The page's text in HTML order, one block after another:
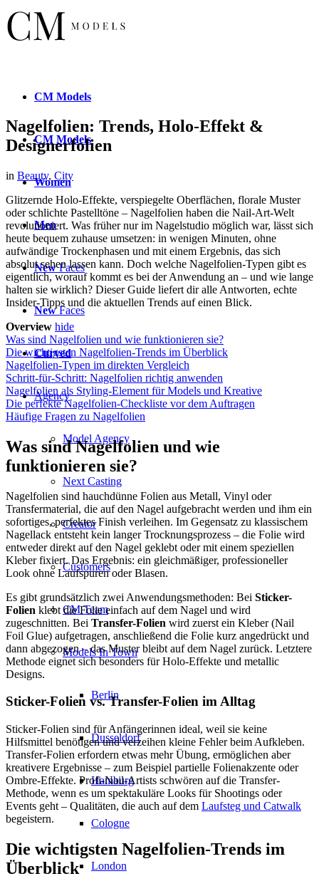
CM Models
CM Models
Women
Men
NewFaces
NewFaces
Curved
Agency
Model Agency
Next Casting
Creator
Customers
CM Team
Models In Town
Berlin
Dusseldorf
Hamburg
Cologne
London
Nagelfolien: Trends, Holo-Effekt &
Designerfolien
in Beauty, City
Glitzernde Holo-Effekte, verspiegelte Oberflächen, florale Muster
oder schlichte Pastelltöne – Nagelfolien haben die Nail-Art-Welt
revolutioniert. Was früher nur im Nagelstudio möglich war, lässt sich
heute bequem zuhause umsetzen: in wenigen Minuten, ohne
aufwändige Trockenphasen und mit einem Ergebnis, das sich
absolut sehen lassen kann. Doch welche Nagelfolien-Typen gibt es
eigentlich, worauf kommt es bei der Anwendung an – und wie lange
halten sie wirklich? Dieser Guide liefert dir alle Antworten, echte
Insider-Tipps und die aktuellen Trends auf einen Blick.
Overview hide
Was sind Nagelfolien und wie funktionieren sie?
Die wichtigsten Nagelfolien-Trends im Überblick
Nagelfolien-Typen im direkten Vergleich
Schritt-für-Schritt: Nagelfolien richtig anwenden
Nagelfolien als Styling-Element für Models und Kreative
Die perfekte Nagelfolien-Checkliste vor dem Auftragen
Häufige Fragen zu Nagelfolien
Was sind Nagelfolien und wie
funktionieren sie?
Nagelfolien sind hauchdünne Folien aus Metall, Vinyl oder
Transfermaterial, die auf den Nagel aufgebracht werden und ihm ein
sofortiges, perfektes Finish verleihen. Im Gegensatz zu klassischem
Nagellack entsteht kein langer Trocknungsprozess – die Folie wird
entweder direkt auf den Nagel geklebt oder mit einem speziellen
Kleber fixiert. Das Ergebnis: ein gleichmäßiger, professioneller
Look ohne Laufspuren oder Blasen.
Es gibt grundsätzlich zwei Anwendungsmethoden: Bei Sticker-
Folien klebt die Folie einfach auf dem Nagel und wird
zugeschnitten. Bei Transfer-Folien wird zuerst ein Kleber (Nail
Foil Glue) aufgetragen, anschließend die Folie kurz angedrückt und
dann abgezogen – das Muster bleibt auf dem Nagel zurück. Letztere
Methode eignet sich besonders für Holo-Effekte und metallic
Designs.
Sticker-Folien vs. Transfer-Folien im Alltag
Sticker-Folien sind für Anfängerinnen ideal, weil sie keine
Hilfsmittel benötigen und verzeihen kleine Fehler beim Aufkleben.
Transfer-Folien erfordern etwas mehr Übung, ermöglichen aber
kreativere Ergebnisse – zum Beispiel partielle Folienakzente oder
Ombre-Effekte. Profi-Nail-Artists schwören auf die Transfer-
Methode, wenn es um spektakuläre Looks für Shootings oder
Events geht – Qualitäten, die auch auf dem Laufsteg und Catwalk
begeistern.
Die wichtigsten Nagelfolien-Trends im
Überblick